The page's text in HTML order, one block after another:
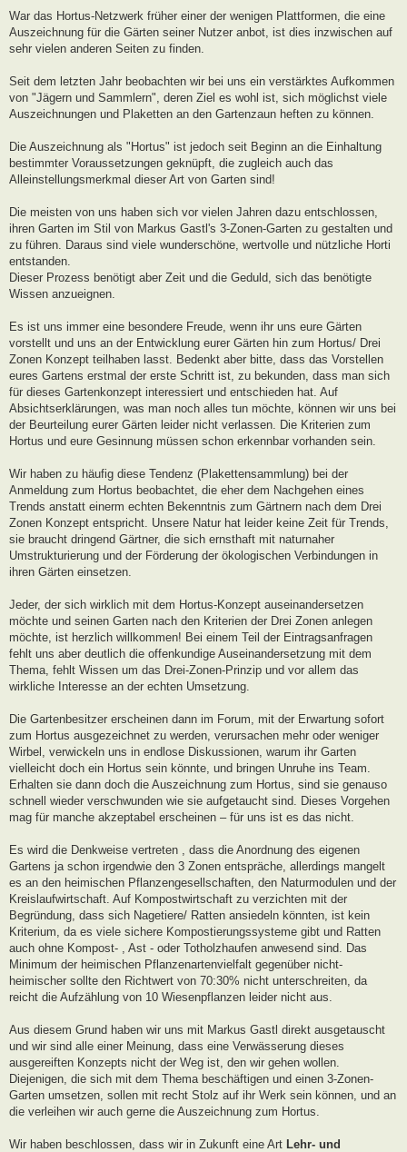
War das Hortus-Netzwerk früher einer der wenigen Plattformen, die eine
Auszeichnung für die Gärten seiner Nutzer anbot, ist dies inzwischen auf
sehr vielen anderen Seiten zu finden.
Seit dem letzten Jahr beobachten wir bei uns ein verstärktes Aufkommen
von "Jägern und Sammlern", deren Ziel es wohl ist, sich möglichst viele
Auszeichnungen und Plaketten an den Gartenzaun heften zu können.
Die Auszeichnung als "Hortus" ist jedoch seit Beginn an die Einhaltung
bestimmter Voraussetzungen geknüpft, die zugleich auch das
Alleinstellungsmerkmal dieser Art von Garten sind!
Die meisten von uns haben sich vor vielen Jahren dazu entschlossen,
ihren Garten im Stil von Markus Gastl's 3-Zonen-Garten zu gestalten und
zu führen. Daraus sind viele wunderschöne, wertvolle und nützliche Horti
entstanden.
Dieser Prozess benötigt aber Zeit und die Geduld, sich das benötigte
Wissen anzueignen.
Es ist uns immer eine besondere Freude, wenn ihr uns eure Gärten
vorstellt und uns an der Entwicklung eurer Gärten hin zum Hortus/ Drei
Zonen Konzept teilhaben lasst. Bedenkt aber bitte, dass das Vorstellen
eures Gartens erstmal der erste Schritt ist, zu bekunden, dass man sich
für dieses Gartenkonzept interessiert und entschieden hat. Auf
Absichtserklärungen, was man noch alles tun möchte, können wir uns bei
der Beurteilung eurer Gärten leider nicht verlassen. Die Kriterien zum
Hortus und eure Gesinnung müssen schon erkennbar vorhanden sein.
Wir haben zu häufig diese Tendenz (Plakettensammlung) bei der
Anmeldung zum Hortus beobachtet, die eher dem Nachgehen eines
Trends anstatt einerm echten Bekenntnis zum Gärtnern nach dem Drei
Zonen Konzept entspricht. Unsere Natur hat leider keine Zeit für Trends,
sie braucht dringend Gärtner, die sich ernsthaft mit naturnaher
Umstrukturierung und der Förderung der ökologischen Verbindungen in
ihren Gärten einsetzen.
Jeder, der sich wirklich mit dem Hortus-Konzept auseinandersetzen
möchte und seinen Garten nach den Kriterien der Drei Zonen anlegen
möchte, ist herzlich willkommen! Bei einem Teil der Eintragsanfragen
fehlt uns aber deutlich die offenkundige Auseinandersetzung mit dem
Thema, fehlt Wissen um das Drei-Zonen-Prinzip und vor allem das
wirkliche Interesse an der echten Umsetzung.
Die Gartenbesitzer erscheinen dann im Forum, mit der Erwartung sofort
zum Hortus ausgezeichnet zu werden, verursachen mehr oder weniger
Wirbel, verwickeln uns in endlose Diskussionen, warum ihr Garten
vielleicht doch ein Hortus sein könnte, und bringen Unruhe ins Team.
Erhalten sie dann doch die Auszeichnung zum Hortus, sind sie genauso
schnell wieder verschwunden wie sie aufgetaucht sind. Dieses Vorgehen
mag für manche akzeptabel erscheinen – für uns ist es das nicht.
Es wird die Denkweise vertreten , dass die Anordnung des eigenen
Gartens ja schon irgendwie den 3 Zonen entspräche, allerdings mangelt
es an den heimischen Pflanzengesellschaften, den Naturmodulen und der
Kreislaufwirtschaft. Auf Kompostwirtschaft zu verzichten mit der
Begründung, dass sich Nagetiere/ Ratten ansiedeln könnten, ist kein
Kriterium, da es viele sichere Kompostierungssysteme gibt und Ratten
auch ohne Kompost- , Ast - oder Totholzhaufen anwesend sind. Das
Minimum der heimischen Pflanzenartenvielfalt gegenüber nicht-
heimischer sollte den Richtwert von 70:30% nicht unterschreiten, da
reicht die Aufzählung von 10 Wiesenpflanzen leider nicht aus.
Aus diesem Grund haben wir uns mit Markus Gastl direkt ausgetauscht
und wir sind alle einer Meinung, dass eine Verwässerung dieses
ausgereiften Konzepts nicht der Weg ist, den wir gehen wollen.
Diejenigen, die sich mit dem Thema beschäftigen und einen 3-Zonen-
Garten umsetzen, sollen mit recht Stolz auf ihr Werk sein können, und an
die verleihen wir auch gerne die Auszeichnung zum Hortus.
Wir haben beschlossen, dass wir in Zukunft eine Art Lehr- und